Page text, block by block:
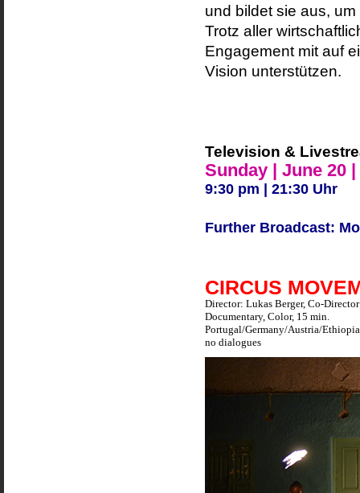
und bildet sie aus,
Trotz aller
Engagement mit auf
Vision unterstützen.
Television &
Sunday | June 20 |
9:30 pm | 21:30 Uhr
Further Broadcast:
CIRCUS
Director: Lukas Berger, Co-
Documentary, Color, 15 min.
Portugal/Germany/Austria/
no dialogues